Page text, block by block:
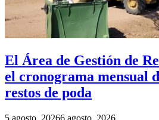
El Área de Gestión de
el cronograma mensual
restos de poda
5 agosto, 20266 agosto, 2026